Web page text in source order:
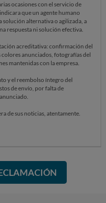
ocasiones con el servicio de
que un agente humano
solución alternativa o agilizada, a
respuesta ni solución efectiva.
acreditativa: confirmación del
anunciados, fotografías del
mantenidas con la empresa.
y el reembolso íntegro del
de envío, por falta de
de sus noticias, atentamente.